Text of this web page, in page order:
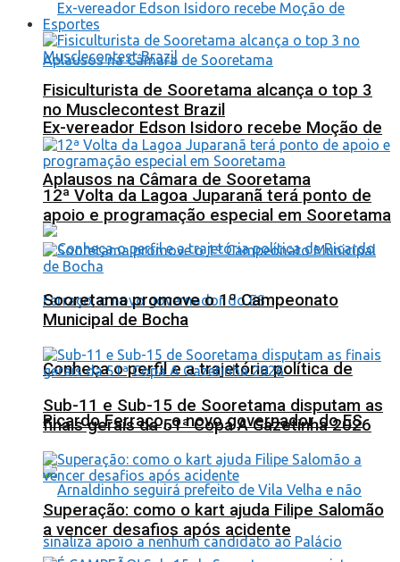
Ex-vereador Edson Isidoro recebe Moção de
Aplausos na Câmara de Sooretama
Conheça o perfil e a trajetória política de
Ricardo Ferraço, o novo governador do ES
Esportes
Fisiculturista de Sooretama alcança o top 3
no Musclecontest Brazil
12ª Volta da Lagoa Juparanã terá ponto de
apoio e programação especial em Sooretama
Sooretama promove o 1º Campeonato
Municipal de Bocha
Sub-11 e Sub-15 de Sooretama disputam as
finais gerais da 51ª Copa A Gazetinha 2026
Superação: como o kart ajuda Filipe Salomão
a vencer desafios após acidente